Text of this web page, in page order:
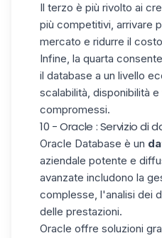
Il terzo è più rivolto ai
più competitivi, arrivare
mercato e ridurre il
Infine, la quarta
il database a un livello
scalabilità, disponibilità
compromessi.
10 - Oracle : Servizio di
Oracle Database è un
aziendale potente e
avanzate includono la
complesse, l'analisi dei
delle prestazioni.
Oracle offre soluzioni